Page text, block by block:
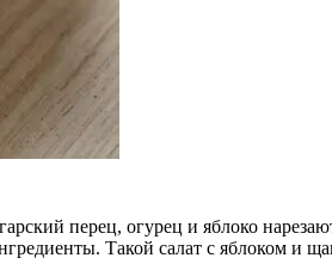
перец, огурец и яблоко
Такой салат с яблоком и